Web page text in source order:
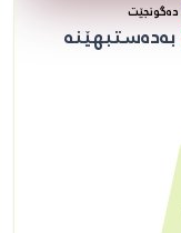
دەگونجێت
بەدەستبهێنە